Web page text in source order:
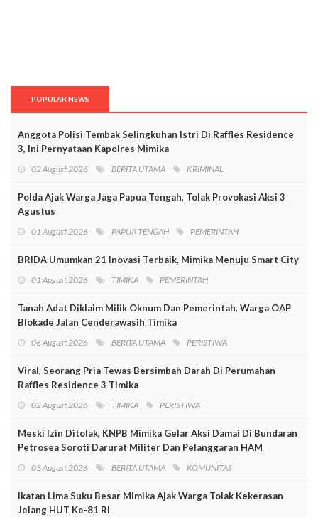
POPULAR NEWS
Anggota Polisi Tembak Selingkuhan Istri Di Raffles Residence
3, Ini Pernyataan Kapolres Mimika
02 August 2026 BERITA UTAMA KRIMINAL
Polda Ajak Warga Jaga Papua Tengah, Tolak Provokasi Aksi 3
Agustus
01 August 2026 PAPUA TENGAH PEMERINTAH
BRIDA Umumkan 21 Inovasi Terbaik, Mimika Menuju Smart City
01 August 2026 TIMIKA PEMERINTAH
Tanah Adat Diklaim Milik Oknum Dan Pemerintah, Warga OAP
Blokade Jalan Cenderawasih Timika
06 August 2026 BERITA UTAMA PERISTIWA
Viral, Seorang Pria Tewas Bersimbah Darah Di Perumahan
Raffles Residence 3 Timika
02 August 2026 TIMIKA PERISTIWA
Meski Izin Ditolak, KNPB Mimika Gelar Aksi Damai Di Bundaran
Petrosea Soroti Darurat Militer Dan Pelanggaran HAM
03 August 2026 BERITA UTAMA KOMUNITAS
Ikatan Lima Suku Besar Mimika Ajak Warga Tolak Kekerasan
Jelang HUT Ke-81 RI